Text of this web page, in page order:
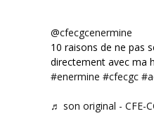
@cfecgcenermine
10 raisons de ne pas
directement avec ma
#enermine #cfecgc
♬ son original - CFE-